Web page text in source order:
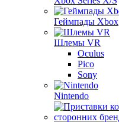
Геймпады Xbox
Шлемы VR
Oculus
Pico
Sony
Nintendo